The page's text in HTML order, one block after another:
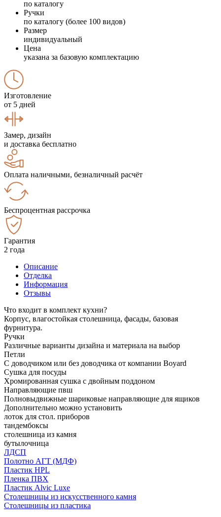
по каталогу
Ручки
по каталогу (более 100 видов)
Размер
индивидуальный
Цена
указана за базовую комплектацию
Изготовление
от 5 дней
Замер, дизайн
и доставка бесплатно
Оплата наличными, безналичный расчёт
Беспроцентная рассрочка
Гарантия
2 года
Описание
Отделка
Информация
Отзывы
Что входит в комплект кухни?
Корпус, влагостойкая столешница, фасады, базовая
фурнитура.
Ручки
Различные варианты дизайна и материала на выбор
Петли
С доводчиком или без доводчика от компании Boyard
Сушка для посуды
Хромированная сушка с двойным поддоном
Направляющие пвш
Полновыдвижные шариковые направляющие для ящиков
Дополнительно можно установить
лоток для стол. приборов
тандембоксы
столешница из камня
бутылочница
ЛДСП
Полотно АГТ (МДФ)
Пластик HPL
Пленка ПВХ
Пластик Alvic Luxe
Столешницы из искусственного камня
Столешницы из пластика